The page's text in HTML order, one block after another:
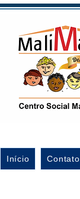
Início Contato